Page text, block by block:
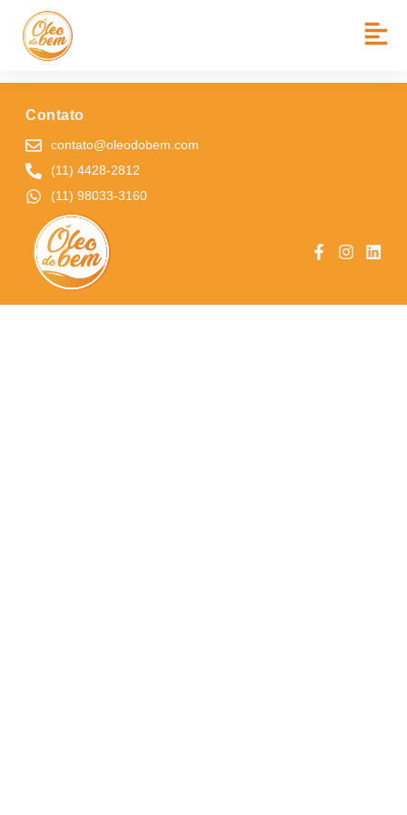
BAIRRO:
COLÉGIO ARCANJO GABRIEL
Contato
contato@oleodobem.com
(11) 4428-2812
(11) 98033-3160